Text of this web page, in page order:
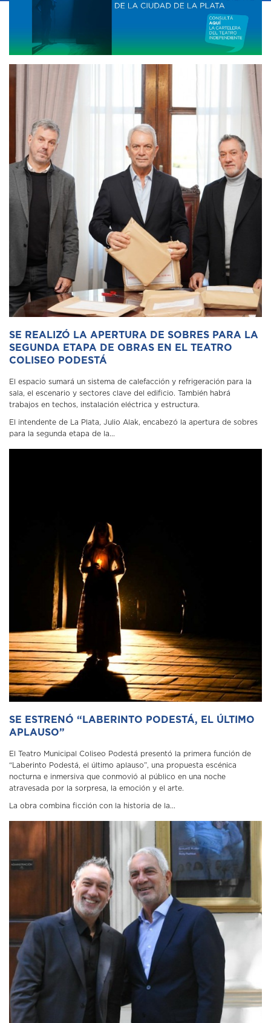
SE REALIZÓ LA APERTURA DE SOBRES PARA LA
SEGUNDA ETAPA DE OBRAS EN EL TEATRO
COLISEO PODESTÁ
El espacio sumará un sistema de calefacción y refrigeración para la
sala, el escenario y sectores clave del edificio. También habrá
trabajos en techos, instalación eléctrica y estructura.
El intendente de La Plata, Julio Alak, encabezó la apertura de sobres
para la segunda etapa de la...
SE ESTRENÓ “LABERINTO PODESTÁ, EL ÚLTIMO
APLAUSO”
El Teatro Municipal Coliseo Podestá presentó la primera función de
“Laberinto Podestá, el último aplauso”, una propuesta escénica
nocturna e inmersiva que conmovió al público en una noche
atravesada por la sorpresa, la emoción y el arte.
La obra combina ficción con la historia de la...